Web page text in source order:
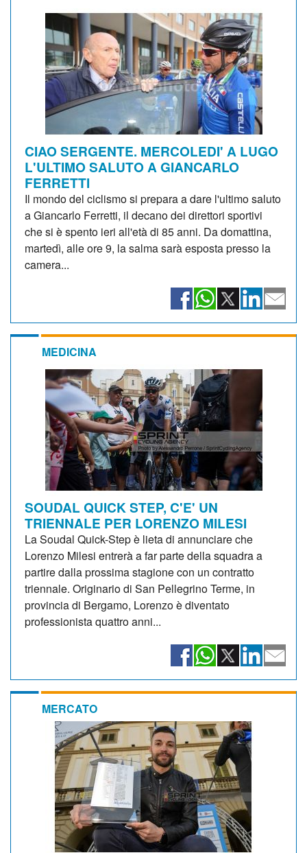
CIAO SERGENTE. MERCOLEDI' A LUGO
L'ULTIMO SALUTO A GIANCARLO
FERRETTI
Il mondo del ciclismo si prepara a dare l'ultimo saluto
a Giancarlo Ferretti, il decano dei direttori sportivi
che si è spento ieri all'età di 85 anni. Da domattina,
martedì, alle ore 9, la salma sarà esposta presso la
camera...
MEDICINA
SOUDAL QUICK STEP, C'E' UN
TRIENNALE PER LORENZO MILESI
La Soudal Quick-Step è lieta di annunciare che
Lorenzo Milesi entrerà a far parte della squadra a
partire dalla prossima stagione con un contratto
triennale. Originario di San Pellegrino Terme, in
provincia di Bergamo, Lorenzo è diventato
professionista quattro anni...
MERCATO